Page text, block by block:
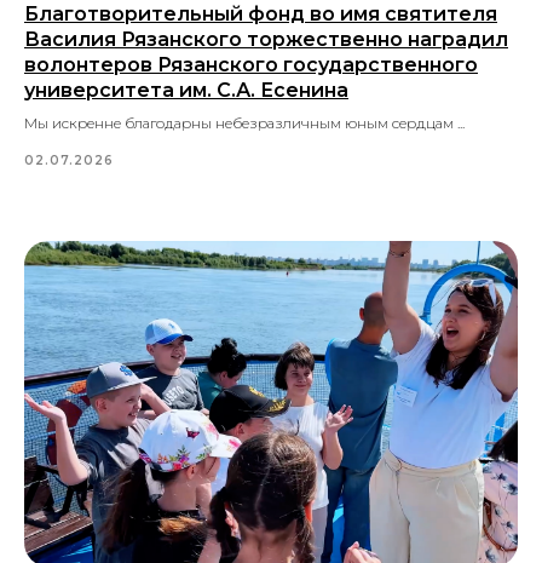
Благотворительный фонд во имя святителя
Василия Рязанского торжественно наградил
волонтеров Рязанского государственного
университета им. С.А. Есенина
Мы искренне благодарны небезразличным юным сердцам ...
02.07.2026